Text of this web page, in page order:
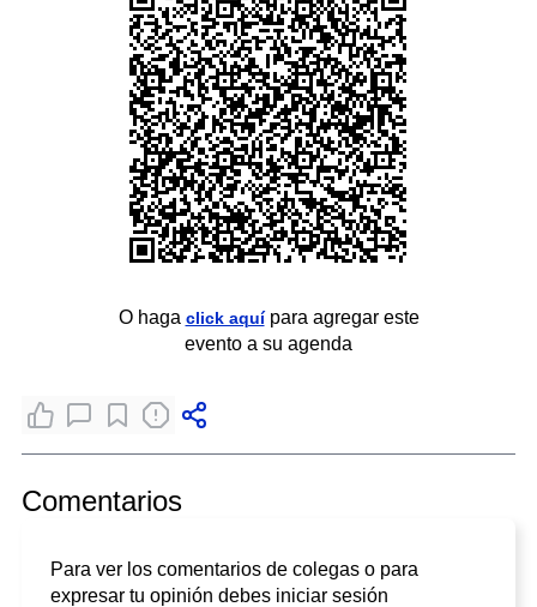
O haga click aquípara agregar este
evento a su agenda
Comentarios
Para ver los comentarios de colegas o para
expresar tu opinión debes iniciar sesión